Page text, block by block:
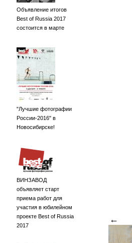
Объявление итогов
Best of Russia 2017
состоится в марте
"Лучшие фотографии
России-2016" в
Новосибирске!
ВИНЗАВОД
объявляет старт
приема работ для
участия в юбилейном
проекте Best of Russia
2017
←